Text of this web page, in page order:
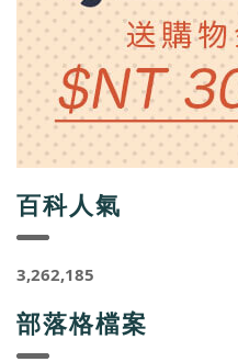
百科人氣
3,262,185
部落格檔案